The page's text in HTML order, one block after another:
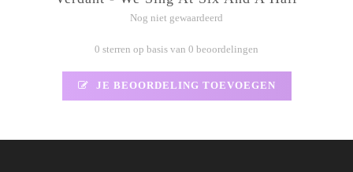
Nog niet gewaardeerd
0 sterren op basis van 0 beoordelingen
JE BEOORDELING TOEVOEGEN